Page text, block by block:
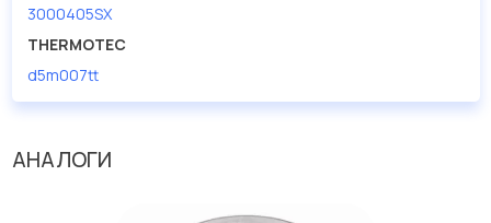
3000405SX
THERMOTEC
d5m007tt
АНАЛОГИ